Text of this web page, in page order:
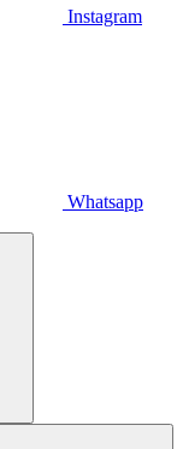
Instagram
Whatsapp